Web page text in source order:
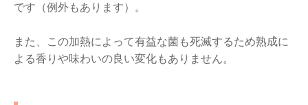
です（例外もあります）。
また、この加熱によって有益な菌も死滅するため熟成に
よる香りや味わいの良い変化もありません。